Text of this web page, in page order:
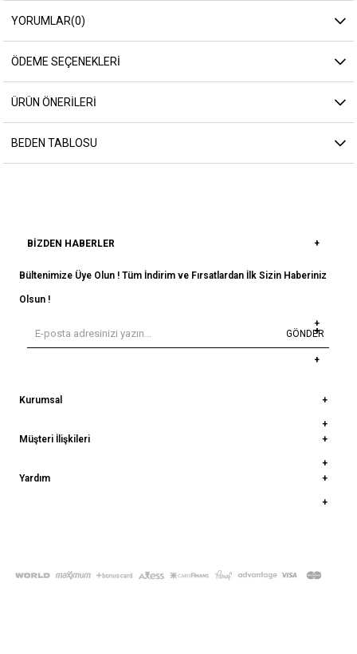
YORUMLAR(0)
ÖDEME SEÇENEKLERI
ÜRÜN ÖNERILERI
BEDEN TABLOSU
BIZDEN HABERLER
Bültenimize Üye Olun ! Tüm İndirim ve Fırsatlardan İlk Sizin Haberiniz
Olsun !
GÖNDER
Kurumsal
Müşteri İlişkileri
Yardım